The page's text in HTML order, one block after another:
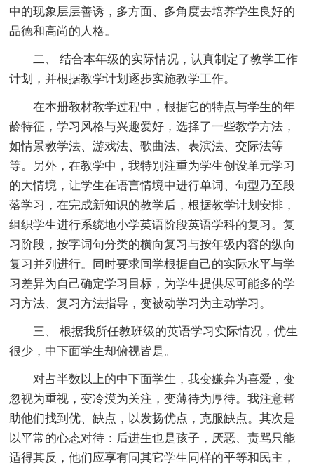
中的现象层层善诱，多方面、多角度去培养学生良好的
品德和高尚的人格。
二、 结合本年级的实际情况，认真制定了教学工作
计划，并根据教学计划逐步实施教学工作。
在本册教材教学过程中，根据它的特点与学生的年
龄特征，学习风格与兴趣爱好，选择了一些教学方法，
如情景教学法、游戏法、歌曲法、表演法、交际法等
等。另外，在教学中，我特别注重为学生创设单元学习
的大情境，让学生在语言情境中进行单词、句型乃至段
落学习，在完成新知识的教学后，根据教学计划安排，
组织学生进行系统地小学英语阶段英语学科的复习。复
习阶段，按字词句分类的横向复习与按年级内容的纵向
复习并列进行。同时要求同学根据自己的实际水平与学
习差异为自己确定学习目标，为学生提供尽可能多的学
习方法、复习方法指导，变被动学习为主动学习。
三、 根据我所任教班级的英语学习实际情况，优生
很少，中下面学生却俯视皆是。
对占半数以上的中下面学生，我变嫌弃为喜爱，变
忽视为重视，变冷漠为关注，变薄待为厚待。我注意帮
助他们找到优、缺点，以发扬优点，克服缺点。其次是
以平常的心态对待：后进生也是孩子，厌恶、责骂只能
适得其反，他们应享有同其它学生同样的平等和民主，